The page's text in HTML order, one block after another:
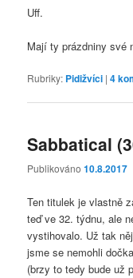
Uff.
Mají ty prázdniny své
Rubriky: Pidižvíci |4
Sabbatical
Publikováno10.8.2017
Ten titulek je vlastně
teď ve 32. týdnu, ale
vystihovalo. Už tak
jsme se nemohli
(brzy to tedy bude už